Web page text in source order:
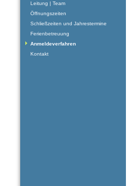
Leitung | Team
Öffnungszeiten
Schließzeiten und Jahrestermine
Ferienbetreuung
Anmeldeverfahren
Kontakt